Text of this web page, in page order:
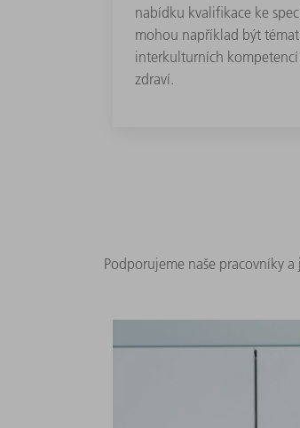
nabídku kvalifikace ke
mohou například být
interkulturních
zdraví.
Podporujeme naše pracovníky